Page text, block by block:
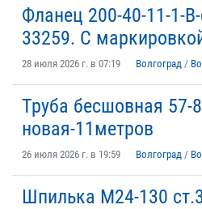
Фланец 200-40-11-1-
33259. С
28 июля 2026 г. в 07:19 Волгоград /
Труба бесшовная 57-
новая-11метров
26 июля 2026 г. в 19:59 Волгоград /
Шпилька М24-130